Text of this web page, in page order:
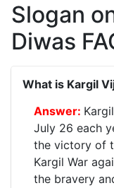
Slogan
Diwas
What is Kargil
July 26 each
the victory of
Kargil War
the bravery